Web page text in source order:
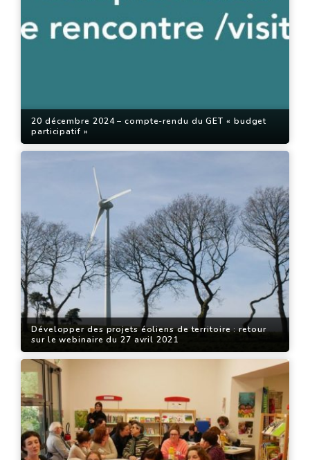
20 décembre 2024 – compte-rendu du GET « budget
participatif »
Développer des projets éoliens de territoire : retour
sur le webinaire du 27 avril 2021